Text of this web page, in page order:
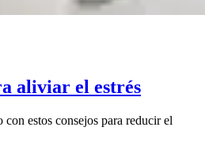
aliviar el estrés
estos consejos para reducir el